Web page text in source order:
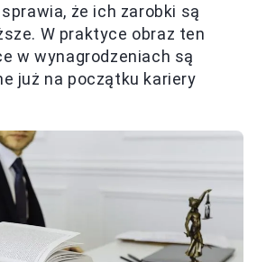
że ich zarobki są
W praktyce obraz ten
w wynagrodzeniach są
już na początku kariery